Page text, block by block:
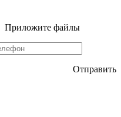
Приложите файлы
Отправить